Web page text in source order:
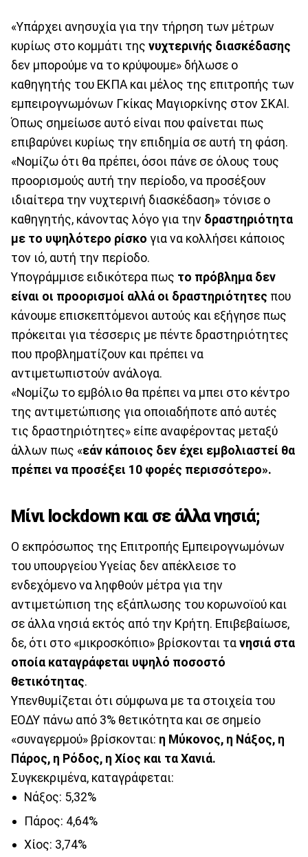
«Υπάρχει ανησυχία για την τήρηση των μέτρων
κυρίως στο κομμάτι της νυχτερινής διασκέδασης
δεν μπορούμε να το κρύψουμε» δήλωσε ο
καθηγητής του ΕΚΠΑ και μέλος της επιτροπής των
εμπειρογνωμόνων Γκίκας Μαγιορκίνης στον ΣΚΑΙ.
Όπως σημείωσε αυτό είναι που φαίνεται πως
επιβαρύνει κυρίως την επιδημία σε αυτή τη φάση.
«Νομίζω ότι θα πρέπει, όσοι πάνε σε όλους τους
προορισμούς αυτή την περίοδο, να προσέξουν
ιδιαίτερα την νυχτερινή διασκέδαση» τόνισε ο
καθηγητής, κάνοντας λόγο για την δραστηριότητα
με το υψηλότερο ρίσκο για να κολλήσει κάποιος
τον ιό, αυτή την περίοδο.
Υπογράμμισε ειδικότερα πως το πρόβλημα δεν
είναι οι προορισμοί αλλά οι δραστηριότητες που
κάνουμε επισκεπτόμενοι αυτούς και εξήγησε πως
πρόκειται για τέσσερις με πέντε δραστηριότητες
που προβληματίζουν και πρέπει να
αντιμετωπιστούν ανάλογα.
«Νομίζω το εμβόλιο θα πρέπει να μπει στο κέντρο
της αντιμετώπισης για οποιαδήποτε από αυτές
τις δραστηριότητες» είπε αναφέροντας μεταξύ
άλλων πως «εάν κάποιος δεν έχει εμβολιαστεί θα
πρέπει να προσέξει 10 φορές περισσότερο».
Μίνι lockdown και σε άλλα νησιά;
Ο εκπρόσωπος της Επιτροπής Εμπειρογνωμόνων
του υπουργείου Υγείας δεν απέκλεισε το
ενδεχόμενο να ληφθούν μέτρα για την
αντιμετώπιση της εξάπλωσης του κορωνοϊού και
σε άλλα νησιά εκτός από την Κρήτη. Επιβεβαίωσε,
δε, ότι στο «μικροσκόπιο» βρίσκονται τα νησιά στα
οποία καταγράφεται υψηλό ποσοστό
θετικότητας.
Υπενθυμίζεται ότι σύμφωνα με τα στοιχεία του
ΕΟΔΥ πάνω από 3% θετικότητα και σε σημείο
«συναγερμού» βρίσκονται: η Μύκονος, η Νάξος, η
Πάρος, η Ρόδος, η Χίος και τα Χανιά.
Συγκεκριμένα, καταγράφεται:
Νάξος: 5,32%
Πάρος: 4,64%
Χίος: 3,74%